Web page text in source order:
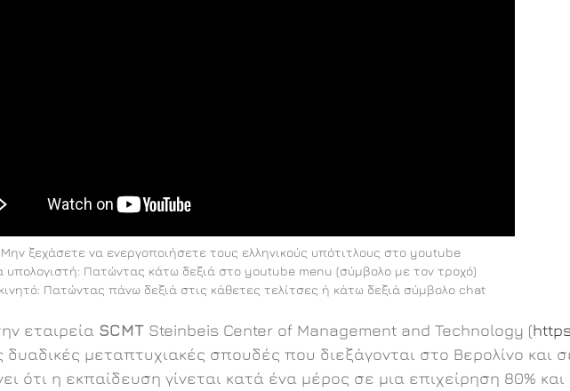
Μην ξεχάσετε να ενεργοποιήσετε τους ελληνικούς υπότιτλους στο youtube
υπολογιστή: Πατώντας κάτω δεξιά στο youtube menu (σύμβολο με τον τροχό)
Πατώντας πάνω δεξιά στις κάθετες τελίτσες ή κάτω δεξιά σύμβολο chat
εταιρεία SCMT Steinbeis Center of Management and Technology (
δυαδικές μεταπτυχιακές σπουδές που διεξάγονται στο Βερολίνο και
ότι η εκπαίδευση γίνεται κατά ένα μέρος σε μια επιχείρηση 80%